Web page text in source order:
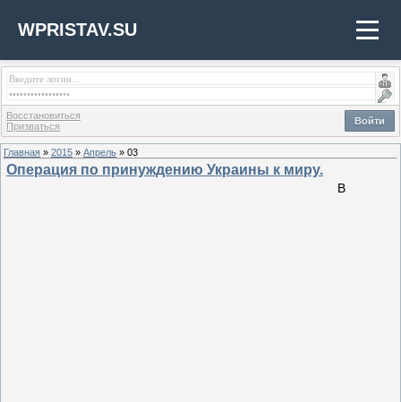
WPRISTAV.SU
Войти
Восстановиться
Призваться
Главная » 2015 » Апрель » 03
Операция по принуждению Украины к миру.
В